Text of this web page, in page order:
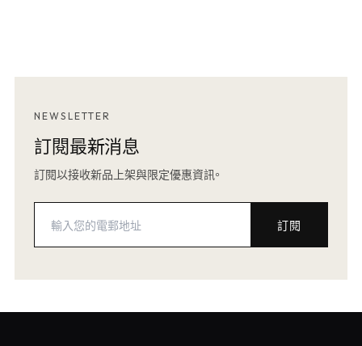
NEWSLETTER
訂閱最新消息
訂閱以接收新品上架與限定優惠資訊。
訂閱